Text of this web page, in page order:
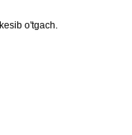
o'tgach.